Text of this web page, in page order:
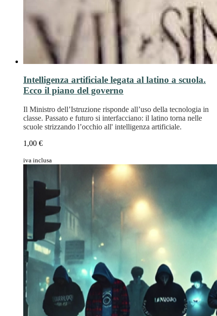
Intelligenza artificiale legata al latino a scuola.
Ecco il piano del governo
Il Ministro dell’Istruzione risponde all’uso della tecnologia in
classe. Passato e futuro si interfacciano: il latino torna nelle
scuole strizzando l’occhio all' intelligenza artificiale.
1,00 €
iva inclusa